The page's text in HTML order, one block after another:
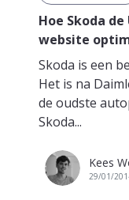
Hoe Skoda
website
Skoda is een
Het is na
de oudste
Skoda...
Kees
29/01/